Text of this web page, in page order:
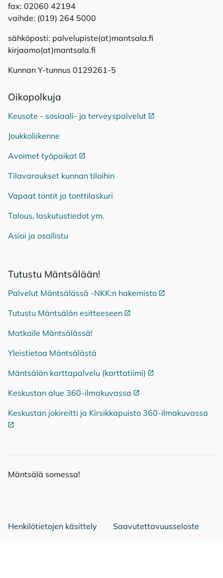
fax: 02060 42194
vaihde: (019) 264 5000
sähköposti: palvelupiste(at)mantsala.fi
kirjaamo(at)mantsala.fi
Kunnan Y-tunnus 0129261-5
Oi­ko­pol­ku­ja
Keusote - sosiaali- ja terveyspalvelut Ulkoinen linkki
Joukkoliikenne
Avoimet työpaikat Ulkoinen linkki
Tilavaraukset kunnan tiloihin
Vapaat tontit ja tonttilaskuri
Talous, laskutustiedot ym.
Asioi ja osallistu
Tu­tus­tu Mänt­sä­lään!
Palvelut Mäntsälässä -NKK:n hakemisto Ulkoinen linkki
Tutustu Mäntsälän esitteeseen Ulkoinen linkki
Matkaile Mäntsälässä!
Yleistietoa Mäntsälästä
Mäntsälän karttapalvelu (karttatiimi) Ulkoinen linkki
Keskustan alue 360-ilmakuvassa Ulkoinen linkki
Keskustan jokireitti ja Kirsikkapuisto 360-ilmakuvassa
Mänt­sä­lä so­mes­sa!
Henkilötietojen käsittely Saavutettavuusseloste